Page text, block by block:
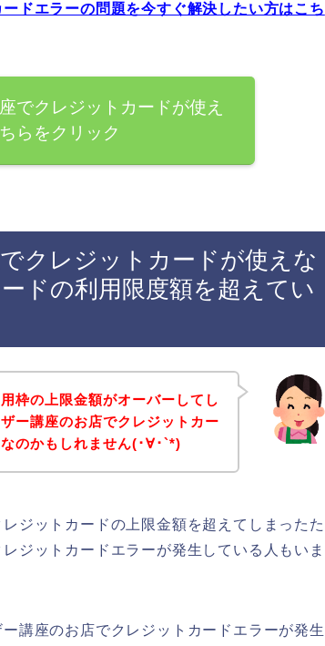
ドエラーの問題を今すぐ解決したい方はこち
でクレジットカードが使え
らをクリック
クレジットカードが使えな
ドの利用限度額を超えてい
枠の上限金額がオーバーしてし
ー講座のお店でクレジットカー
のかもしれません(･∀･`*)
ジットカードの上限金額を超えてしまったた
ジットカードエラーが発生している人もいま
講座のお店でクレジットカードエラーが発生